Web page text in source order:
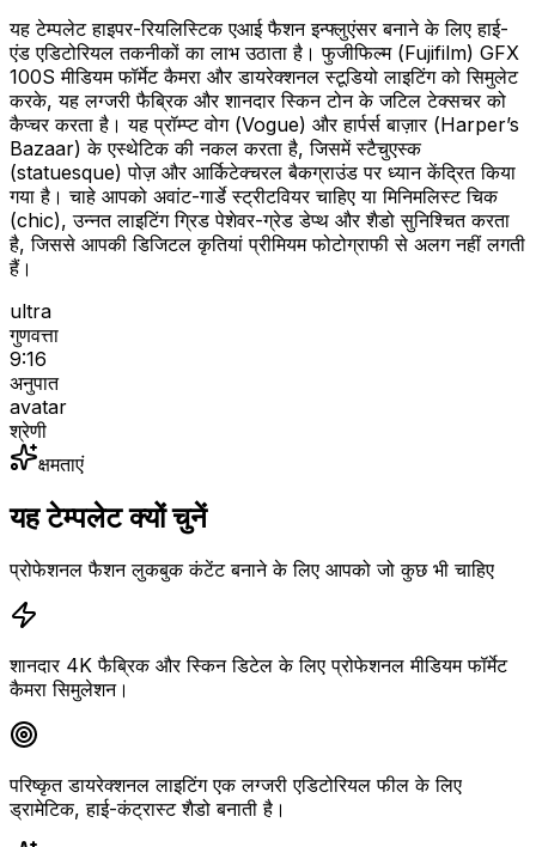
यह टेम्पलेट हाइपर-रियलिस्टिक एआई फैशन इन्फ्लुएंसर बनाने के लिए हाई-
एंड एडिटोरियल तकनीकों का लाभ उठाता है। फुजीफिल्म (Fujifilm) GFX
100S मीडियम फॉर्मेट कैमरा और डायरेक्शनल स्टूडियो लाइटिंग को सिमुलेट
करके, यह लग्जरी फैब्रिक और शानदार स्किन टोन के जटिल टेक्सचर को
कैप्चर करता है। यह प्रॉम्प्ट वोग (Vogue) और हार्पर्स बाज़ार (Harper’s
Bazaar) के एस्थेटिक की नकल करता है, जिसमें स्टैचुएस्क
(statuesque) पोज़ और आर्किटेक्चरल बैकग्राउंड पर ध्यान केंद्रित किया
गया है। चाहे आपको अवांट-गार्डे स्ट्रीटवियर चाहिए या मिनिमलिस्ट चिक
(chic), उन्नत लाइटिंग ग्रिड पेशेवर-ग्रेड डेप्थ और शैडो सुनिश्चित करता
है, जिससे आपकी डिजिटल कृतियां प्रीमियम फोटोग्राफी से अलग नहीं लगती
हैं।
ultra
गुणवत्ता
9:16
अनुपात
avatar
श्रेणी
क्षमताएं
यह टेम्पलेट क्यों चुनें
प्रोफेशनल फैशन लुकबुक कंटेंट बनाने के लिए आपको जो कुछ भी चाहिए
शानदार 4K फैब्रिक और स्किन डिटेल के लिए प्रोफेशनल मीडियम फॉर्मेट
कैमरा सिमुलेशन।
परिष्कृत डायरेक्शनल लाइटिंग एक लग्जरी एडिटोरियल फील के लिए
ड्रामेटिक, हाई-कंट्रास्ट शैडो बनाती है।